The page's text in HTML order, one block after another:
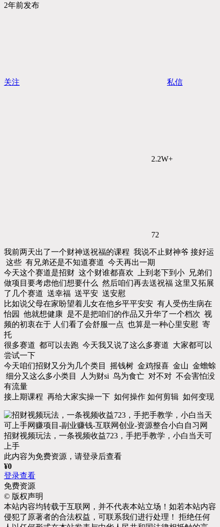
2年前发布
关注 私信
2.2W+
72
我前两天出了一个财神送祝福的课程 我说不止财神爷 接好运
这些 有兄弟还是不知道赛道 今天再出一期
今天这个赛道是招财 这个财谁都喜欢 上到老下到小 兄弟们
做项目要考虑他们想要什么 然后咱们再去送祝福 这里又拓展
了几个赛道 送幸福 送平安 送安慰
比如说父母在家盼望着儿女在他乡平平安安 有人受伤生病在
怡园 他就想健康 是不是把咱们的作品又升华了一个档次 视
频的初衷在于 人们看了会舒服一点 也算是一种心里安慰 寄
托
很多赛道 都可以去跑 今天我又说了这么多赛道 大家都可以
尝试一下
今天咱们招财又分为几个类目 摇钱树 金鸡报喜 金山 金蟾蜍
细分又这么多小类目 人为财si 鸟为食亡 对不对 不会害怕没
有流量
接上期课程 再给大家实操一下 如何操作 如何剪辑 如何变现
招财视频玩法，一条视频收益723，手把手教学，小白当天可
上手
此内容为免费资源，请登录后查看
¥0
登录查看
免费资源
© 版权声明
本站内容均转载于互联网，并不代表本站立场！如若本站内容
侵犯了原著者的合法权益，可联系我们进行处理！ 拒绝任何